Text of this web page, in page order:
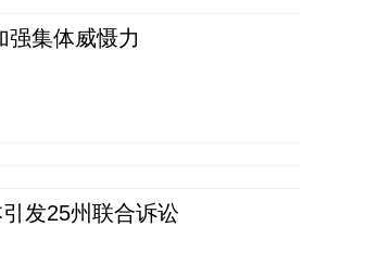
强集体威慑力
发25州联合诉讼